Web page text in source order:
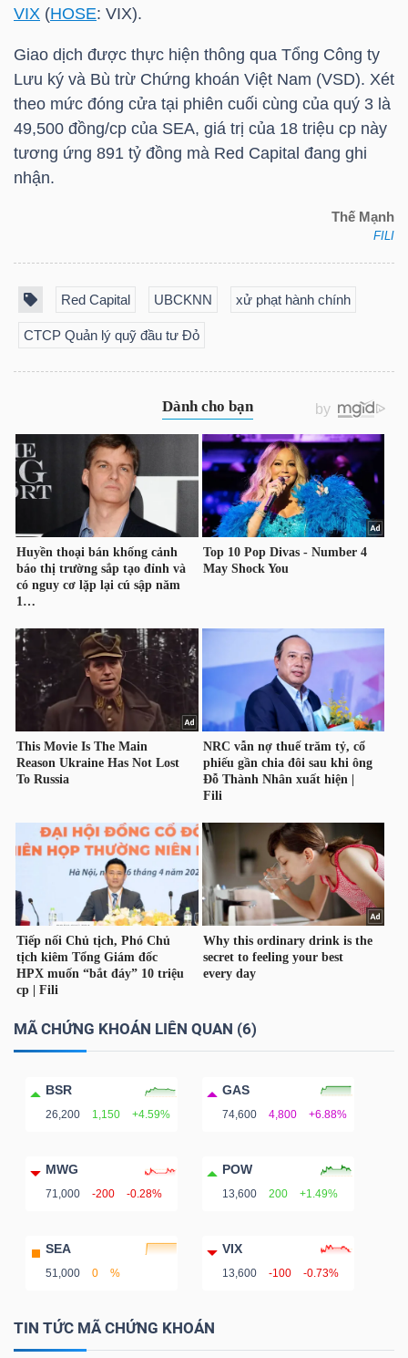
VIX (HOSE: VIX).
Giao dịch được thực hiện thông qua Tổng Công ty
Lưu ký và Bù trừ Chứng khoán Việt Nam (VSD). Xét
theo mức đóng cửa tại phiên cuối cùng của quý 3 là
49,500 đồng/cp của SEA, giá trị của 18 triệu cp này
tương ứng 891 tỷ đồng mà Red Capital đang ghi
nhận.
Thế Mạnh
FILI
Red Capital UBCKNN xử phạt hành chính
CTCP Quản lý quỹ đầu tư Đỏ
MÃ CHỨNG KHOÁN LIÊN QUAN (6)
BSR
26,200 1,150 +4.59%
GAS
74,600 4,800 +6.88%
MWG
71,000 -200 -0.28%
POW
13,600 200 +1.49%
SEA
51,000 0 %
VIX
13,600 -100 -0.73%
TIN TỨC MÃ CHỨNG KHOÁN
PHIẾU
SINH
CỤ
TRUY
XUẤT
LIỆU
Ngành
(-)
SECTOR
NĂNG
LƯỢNG
NGUYÊN
VẬT